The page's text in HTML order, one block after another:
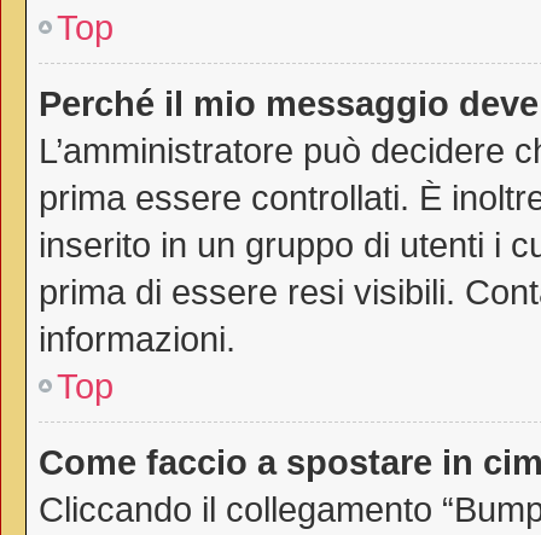
Top
Perché il mio messaggio
L’amministratore può decidere
prima essere controllati. È
inserito in un gruppo di utenti i
prima di essere resi visibili.
informazioni.
Top
Come faccio a spostare in
Cliccando il collegamento